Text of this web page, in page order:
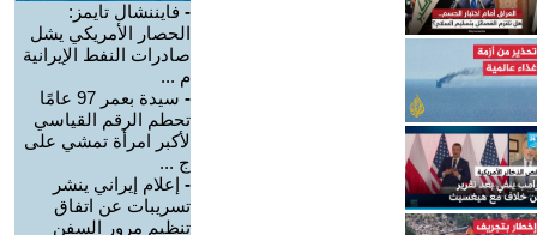
- فايننشال تايمز:
الحصار الأمريكي يشل
صادرات النفط الإيرانية
م ...
-
سيدة بعمر 97 عامًا
تحطم الرقم القياسي
لأكبر امرأة تمشي على
ج ...
- إعلام إيراني ينشر
تسريبات عن اتفاق
تنظيم مرور السفن